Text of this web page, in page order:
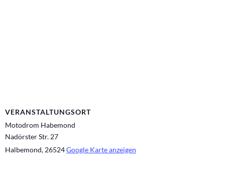
VERANSTALTUNGSORT
Motodrom Habemond
Nadörster Str. 27
Halbemond, 26524Google Karte anzeigen